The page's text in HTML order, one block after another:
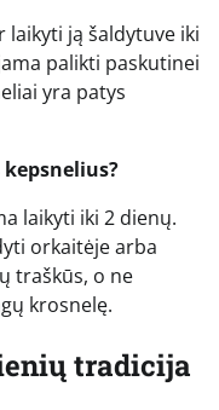
ją šaldytuve iki
palikti paskutinei
yra patys
laikyti iki 2 dienų.
orkaitėje arba
traškūs, o ne
krosnelę.
tradicija